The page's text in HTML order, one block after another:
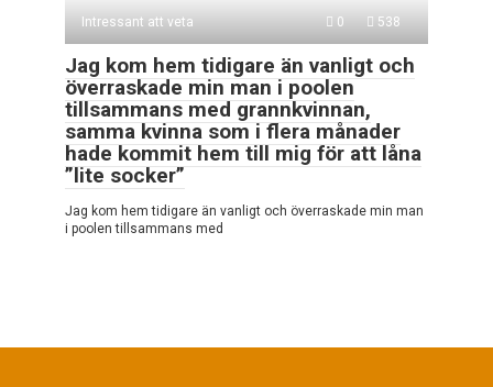
Intressant att veta
0 538
Jag kom hem tidigare än vanligt och
överraskade min man i poolen
tillsammans med grannkvinnan,
samma kvinna som i flera månader
hade kommit hem till mig för att låna
”lite socker”
Jag kom hem tidigare än vanligt och överraskade min man
i poolen tillsammans med